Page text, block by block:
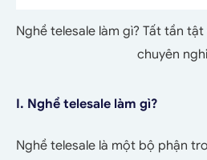
Nghề telesale làm gì? Tất tần
chuyên
I. Nghề telesale làm gì?
Nghề telesale là một bộ phận